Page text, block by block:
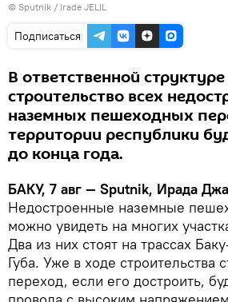
© Sputnik / Irade JELIL
Подписаться
В ответственной
строительство всех
наземных пешеходных
территории республики
до конца года.
БАКУ, 7 авг — Sputnik, Ирада
Недостроенные наземные
можно увидеть на многих
Два из них стоят на трассах
Губа. Уже в ходе строительства
переход, если его достроить,